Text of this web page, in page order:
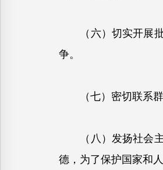
（六）切实开展批
争。
（七）密切联系群
（八）发扬社会主
德，为了保护国家和